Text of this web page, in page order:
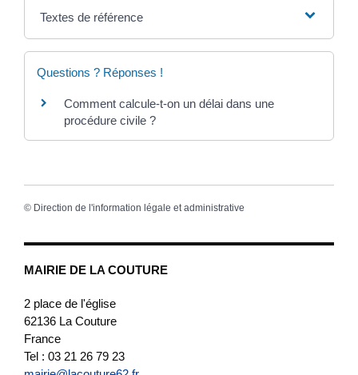
MAIRIE DE LA COUTURE
2 place de l'église
62136 La Couture
France
Tel : 03 21 26 79 23
Textes de référence
Questions ? Réponses !
Comment calcule-t-on un délai dans une
procédure civile ?
© Direction de l'information légale et administrative